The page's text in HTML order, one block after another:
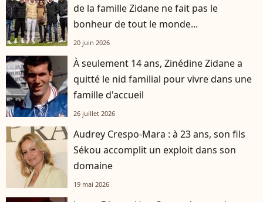
de la famille Zidane ne fait pas le
bonheur de tout le monde...
20 juin 2026
À seulement 14 ans, Zinédine Zidane a
quitté le nid familial pour vivre dans une
famille d'accueil
26 juillet 2026
Audrey Crespo-Mara : à 23 ans, son fils
Sékou accomplit un exploit dans son
domaine
19 mai 2026